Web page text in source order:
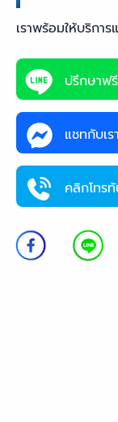
เราพร้อมให้บริกา
ปรึกษาฟ
แชทกับเร
คลิกโทร